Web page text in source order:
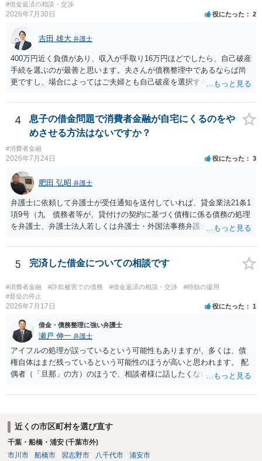
#借金返済の相談・交渉
2026年7月30日 役にたった 2
吉田 雄大 弁護士
400万円近く負債があり、収入が手取り16万円ほどでしたら、自己破産
手続を選ぶのが最善と思います。夫さんが債務整理中であるならば尚
更ですし、場合によってはご夫婦とも自己破産を選択する方法もある
4
息子の借金問題で消費者金融が自宅にくるのをや
めさせる方法はないですか？
#消費者金融
2026年7月24日 役にたった 3
肥田 弘昭 弁護士
弁護士に依頼して弁護士が受任通知を送付していれば、貸金業法21条1
項9号（九 債務者等が、貸付けの契約に基づく債権に係る債務の処理
を弁護士、弁護士法人若しくは弁護士・外国法事務弁護士共同法人若
等」という。）に委託し、又はその処理のため必要な裁判所における
民事事件に関する手続をとり、弁護士等又は裁判所から書面によりそ
に対し、電話をかけ、電報を送達し、若しくはファクシミリ装置を用
いて送信し、又は訪問する方法により、当該債務を弁済することを要
求し、これに対し債務者等から直接要求しないよう求められたにもか
かわらず、更にこれらの方法で当該債務を弁済することを要求するこ
と。）に違反しています。監督官庁に行政処分を求める、裁判所に仮
処分申請、不退去罪が成立すれば警察に通報などの対応が考えられま
す。ご参考にしてください。
5 完済した借金についての相談です
#消費者金融 #詐欺被害での債務 #借金返済の相談・交渉
#時効の援用
#督促の停止
2026年7月17日 役にたった 1
借金・債務整理に強い弁護士
瀬戸 伸一 弁護士
アイフルの処理が誤っているという可能性もありますが、多くは、債
権自体はまだ残っているという可能性のほうが高いと思われます。 配
偶者（「旦那」の方）のほうで、相談者様に話したくない事情等もあ
援用という方法も取れる可能性があるため、御主人に法律事務所に相
せない事情もあるかもしれないのでおひとりで行ってもらうほうがい
いかもしれません。 配偶者の債務がある状態で配偶者が亡くなると債
務を相談者様が相続するという状態になる（相続放棄などの亡くなっ
てからの方法もありますが）ため、相談者様にも関係することだとし
近くの市区町村を選び直す
千葉・船橋・浦安 (千葉市外)
市川市
船橋市 習志野市 八千代市 浦安市